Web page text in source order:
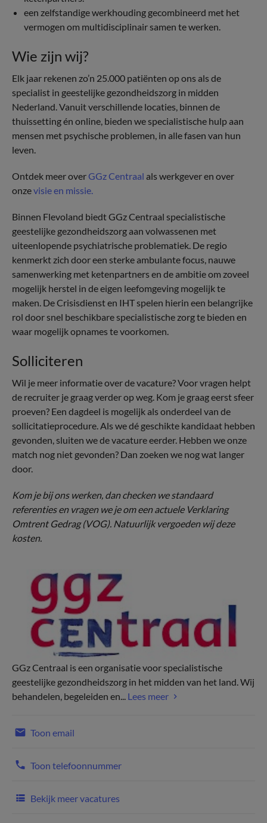
een zelfstandige werkhouding gecombineerd met het
vermogen om multidisciplinair samen te werken.
Wie zijn wij?
Elk jaar rekenen zo’n 25.000 patiënten op ons als de
specialist in geestelijke gezondheidszorg in midden
Nederland. Vanuit verschillende locaties, binnen de
thuissetting én online, bieden we specialistische hulp aan
mensen met psychische problemen, in alle fasen van hun
leven.
Ontdek meer over GGz Centraal als werkgever en over
onzevisie en missie.
Binnen Flevoland biedt GGz Centraal specialistische
geestelijke gezondheidszorg aan volwassenen met
uiteenlopende psychiatrische problematiek. De regio
kenmerkt zich door een sterke ambulante focus, nauwe
samenwerking met ketenpartners en de ambitie om zoveel
mogelijk herstel in de eigen leefomgeving mogelijk te
maken. De Crisisdienst en IHT spelen hierin een belangrijke
rol door snel beschikbare specialistische zorg te bieden en
waar mogelijk opnames te voorkomen.
Solliciteren
Wil je meer informatie over de vacature? Voor vragen helpt
de recruiter je graag verder op weg. Kom je graag eerst sfeer
proeven? Een dagdeel is mogelijk als onderdeel van de
sollicitatieprocedure. Als we dé geschikte kandidaat hebben
gevonden, sluiten we de vacature eerder. Hebben we onze
match nog niet gevonden? Dan zoeken we nog wat langer
door.
Kom je bij ons werken, dan checken we standaard
referenties en vragen we je om een actuele Verklaring
Omtrent Gedrag (VOG). Natuurlijk vergoeden wij deze
kosten.
GGz Centraal is een organisatie voor specialistische
geestelijke gezondheidszorg in het midden van het land. Wij
behandelen, begeleiden en... Lees meer
Toon email
Toon telefoonnummer
Bekijk meer vacatures